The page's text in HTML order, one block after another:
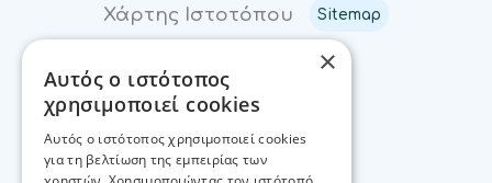
Χάρτης Ιστοτόπου
Sitemap
Επικοινωνία
Επικοινωνία
×
Αυτός ο ιστότοπος
χρησιμοποιεί cookies
Αυτός ο ιστότοπος χρησιμοποιεί cookies
για τη βελτίωση της εμπειρίας των